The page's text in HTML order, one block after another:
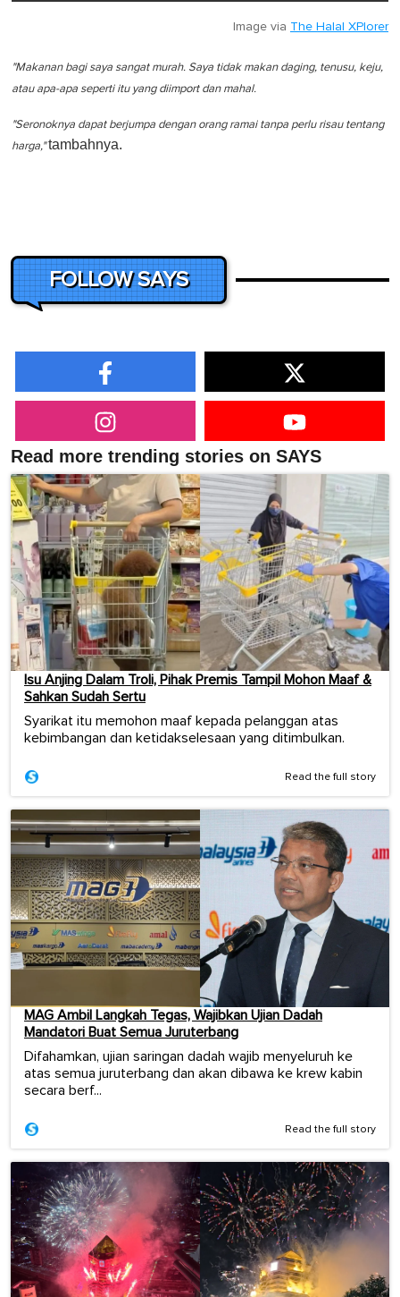
Image via The Halal XPlorer
"Makanan bagi saya sangat murah. Saya tidak makan daging, tenusu, keju,
atau apa-apa seperti itu yang diimport dan mahal.
"Seronoknya dapat berjumpa dengan orang ramai tanpa perlu risau tentang
harga,"tambahnya.
FOLLOW SAYS
Read more trending stories on SAYS
Isu Anjing Dalam Troli, Pihak Premis Tampil Mohon Maaf &
Sahkan Sudah Sertu
Syarikat itu memohon maaf kepada pelanggan atas
kebimbangan dan ketidakselesaan yang ditimbulkan.
Read the full story
MAG Ambil Langkah Tegas, Wajibkan Ujian Dadah
Mandatori Buat Semua Juruterbang
Difahamkan, ujian saringan dadah wajib menyeluruh ke
atas semua juruterbang dan akan dibawa ke krew kabin
secara berf...
Read the full story